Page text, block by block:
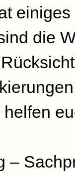
die
–